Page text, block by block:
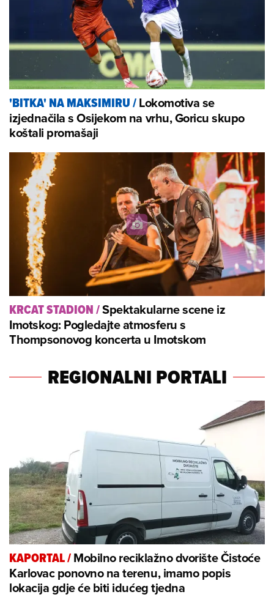
'BITKA' NA MAKSIMIRU/Lokomotiva se
izjednačila s Osijekom na vrhu, Goricu skupo
koštali promašaji
KRCAT STADION/Spektakularne scene iz
Imotskog: Pogledajte atmosferu s
Thompsonovog koncerta u Imotskom
REGIONALNI PORTALI
KAPORTAL/Mobilno reciklažno dvorište Čistoće
Karlovac ponovno na terenu, imamo popis
lokacija gdje će biti idućeg tjedna